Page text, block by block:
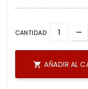
CANTIDAD
 AÑADIR AL